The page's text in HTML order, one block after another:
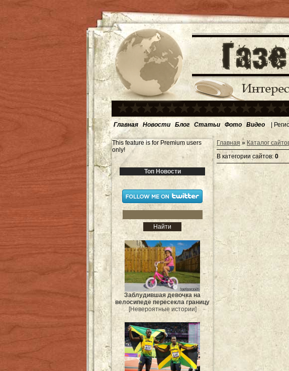
Главная Новости Блог Статьи Фото Видео |
This feature is for Premium users
only!
Топ Новости
Заблудившая девочка на
велосипеде пересекла границу
[Невероятные истории]
Главная » Каталог
В категории сайтов: 0